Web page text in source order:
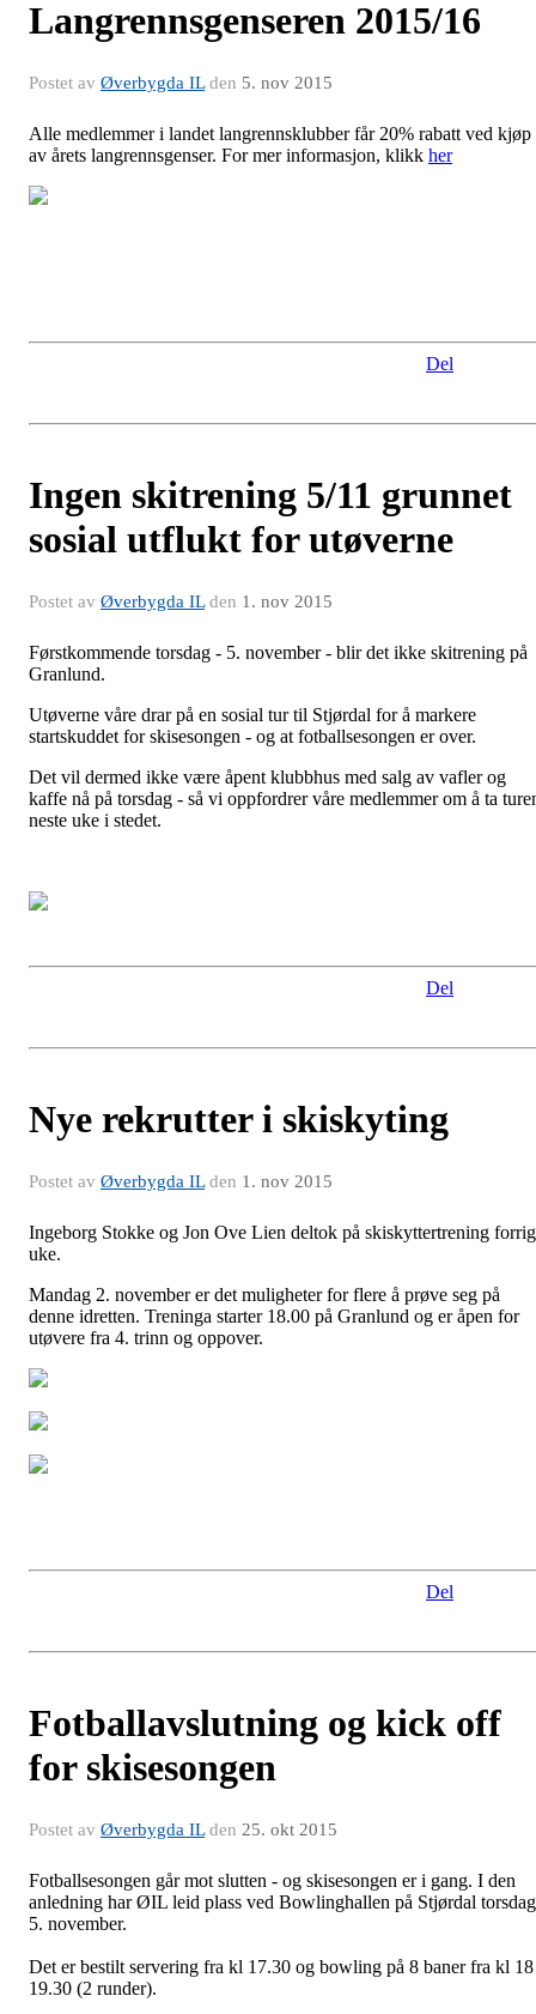
Langrennsgenseren 2015/16
Postet av Øverbygda ILden 5. nov 2015
Alle medlemmer i landet langrennsklubber får 20% rabatt ved kjøp
av årets langrennsgenser. For mer informasjon, klikk her
Del
Ingen skitrening 5/11 grunnet
sosial utflukt for utøverne
Postet av Øverbygda ILden 1. nov 2015
Førstkommende torsdag - 5. november - blir det ikke skitrening på
Granlund.
Utøverne våre drar på en sosial tur til Stjørdal for å markere
startskuddet for skisesongen - og at fotballsesongen er over.
Det vil dermed ikke være åpent klubbhus med salg av vafler og
kaffe nå på torsdag - så vi oppfordrer våre medlemmer om å ta
neste uke i stedet.
Del
Nye rekrutter i skiskyting
Postet av Øverbygda ILden 1. nov 2015
Ingeborg Stokke og Jon Ove Lien deltok på skiskyttertrening
uke.
Mandag 2. november er det muligheter for flere å prøve seg på
denne idretten. Treninga starter 18.00 på Granlund og er åpen for
utøvere fra 4. trinn og oppover.
Del
Fotballavslutning og kick off
for skisesongen
Postet av Øverbygda ILden 25. okt 2015
Fotballsesongen går mot slutten - og skisesongen er i gang. I den
anledning har ØIL leid plass ved Bowlinghallen på Stjørdal torsdag
5. november.
Det er bestilt servering fra kl 17.30 og bowling på 8 baner fra kl
19.30 (2 runder).